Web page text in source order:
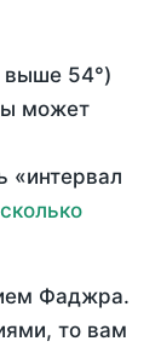
выше 54°)
может
«интервал
Фаджра.
то вам